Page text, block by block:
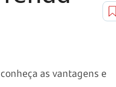
as vantagens e